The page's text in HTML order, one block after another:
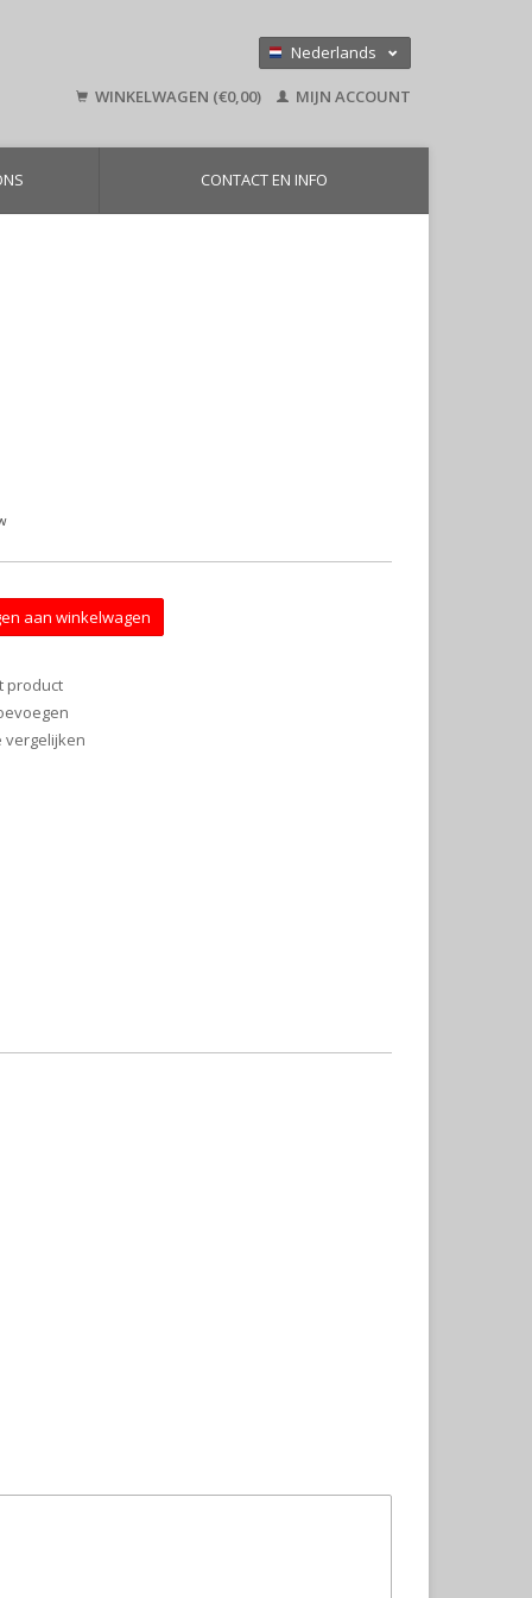
Nederlands
English
WINKELWAGEN (€0,00) MIJN ACCOUNT
CONTACT EN INFO
aan winkelwagen
product
vergelijken